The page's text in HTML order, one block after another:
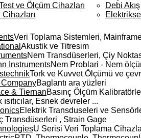
ve Ölçüm Cihazları
Debi Akış
Veri Toplama Sistemleri,
Akustik ve Titresim
Nem Transdüserleri, Çiy
InstrumentsNem Problari - Nem
Tork ve Kuvvet Ölçümü ve
Baglantı ara yüzleri
& TiernanBasınç Ölçüm
ısıtıcılar, Esnek devreler ...
Elektrik Transduseleri ve
Transdüserleri , Strain Gage
U Serisi Veri Toplama